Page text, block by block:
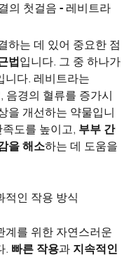
의 첫걸음 - 레비트라
하는 데 있어 중요한 점
법입니다. 그 중 하나가
니다. 레비트라는
, 음경의 혈류를 증가시
을 개선하는 약물입니
도를 높이고, 부부 간
을 해소하는 데 도움을
적인 작용 방식
계를 위한 자연스러운
. 빠른 작용과 지속적인